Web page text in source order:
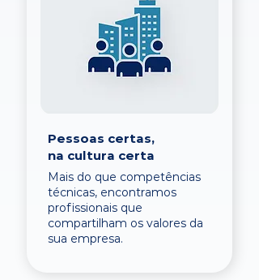
Pessoas certas,
na cultura certa
Mais do que competências
técnicas, encontramos
profissionais que
compartilham os valores da
sua empresa.